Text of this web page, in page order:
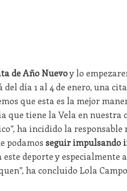
de Año Nuevoy lo
del día 1 al 4 de enero, una
que esta es la mejor
que tiene la Vela en nuestra
ha incidido la responsable
podamos seguir impulsando
este deporte y especialmente
ha concluido Lola